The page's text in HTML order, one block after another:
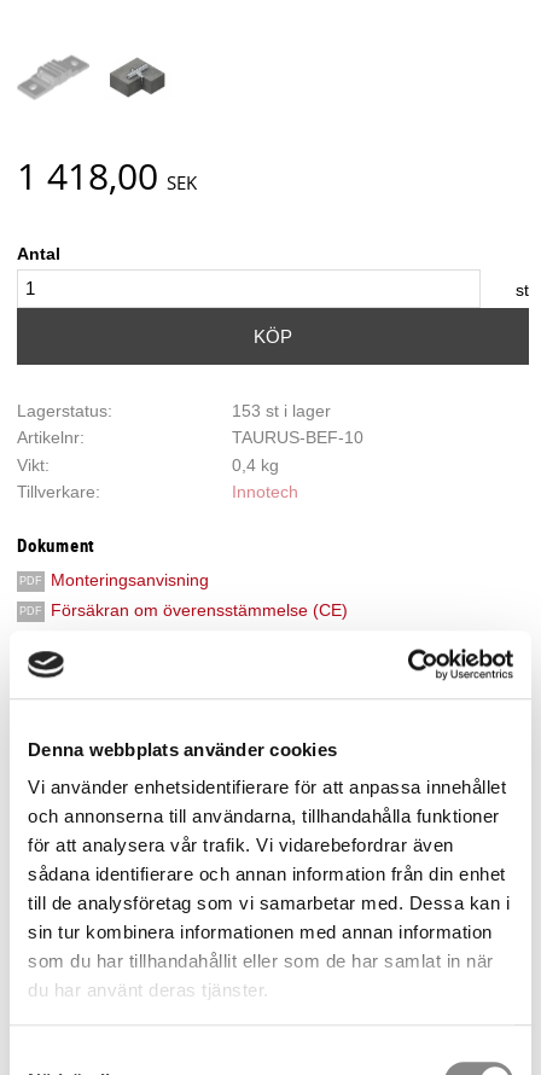
Denna webbplats använder cookies
Vi använder enhetsidentifierare för att anpassa innehållet
och annonserna till användarna, tillhandahålla funktioner
för att analysera vår trafik. Vi vidarebefordrar även
sådana identifierare och annan information från din enhet
till de analysföretag som vi samarbetar med. Dessa kan i
sin tur kombinera informationen med annan information
som du har tillhandahållit eller som de har samlat in när
du har använt deras tjänster.
1 418,00 SEK
Antal
st
KÖP
Lagerstatus
153 st i lager
Artikelnr
TAURUS-BEF-10
Vikt
0,4 kg
Tillverkare
Innotech
Dokument
Monteringsanvisning
Försäkran om överensstämmelse (CE)
Visa alla produkter från Innotech
TAURUS Skenfäste M12x2
Fäste för montering av TAURUS skena på betong, fasad eller
stålkonstruktioner.
Beskrivning
Skenfäste i aluminium för montering av TAURUS skena på
betong, fasad eller stålkonstruktioner.